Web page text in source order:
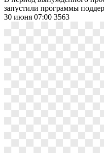
запустили программы
30 июня 07:00 3563